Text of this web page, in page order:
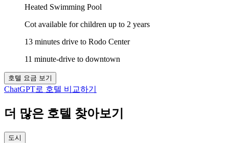
Heated Swimming Pool
Cot available for children up to 2 years
13 minutes drive to Rodo Center
11 minute-drive to downtown
호텔 요금 보기
ChatGPT로 호텔 비교하기
더 많은 호텔 찾아보기
도시